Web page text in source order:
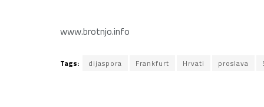
www.brotnjo.info
Tags: dijaspora Frankfurt Hrvati proslava